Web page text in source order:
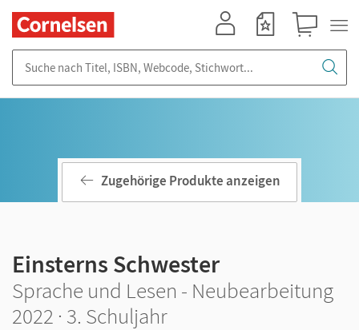
Zugehörige Produkte anzeigen
Einsterns Schwester
Sprache und Lesen - Neubearbeitung
2022 · 3. Schuljahr